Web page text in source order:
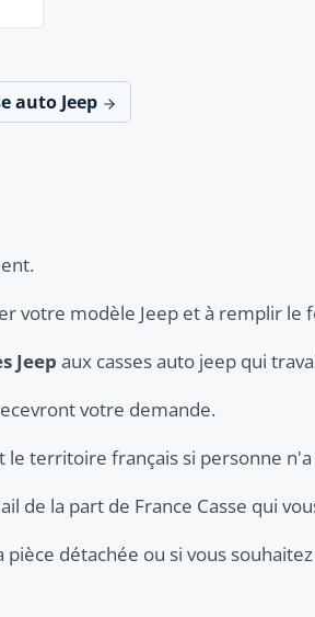
auto Jeep
votre modèle Jeep et à remplir le
Jeep aux casses auto jeep qui
votre demande.
territoire français si personne
de la part de France Casse qui
détachée ou si vous